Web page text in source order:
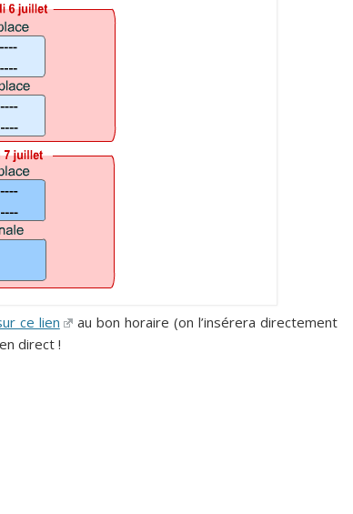
ce lien
au bon horaire (on l’insérera directement
direct !